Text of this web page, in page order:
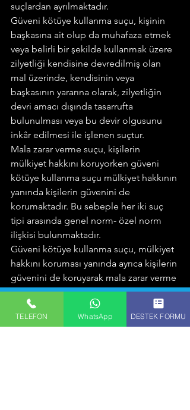
suçlardan ayrılmaktadır.
Güveni kötüye kullanma suçu, kişinin
başkasına ait olup da muhafaza etmek
veya belirli bir şekilde kullanmak üzere
zilyetliği kendisine devredilmiş olan
mal üzerinde, kendisinin veya
başkasının yararına olarak, zilyetliğin
devri amacı dışında tasarrufta
bulunulması veya bu devir olgusunu
inkâr edilmesi ile işlenen suçtur.
Mala zarar verme suçu, kişilerin
mülkiyet hakkını koruyorken güveni
kötüye kullanma suçu mülkiyet hakkının
yanında kişilerin güvenini de
korumaktadır. Bu sebeple her iki suç
tipi arasında genel norm- özel norm
ilişkisi bulunmaktadır.
Güveni kötüye kullanma suçu, mülkiyet
hakkını koruması yanında ayrıca kişilerin
güvenini de koruyarak mala zarar verme
suçunun koruduğu hukuki değeri
kapsamaktadır.
Buradan hareketle; failin kendisine
TELEFON WhatsApp DESTEK FORMU